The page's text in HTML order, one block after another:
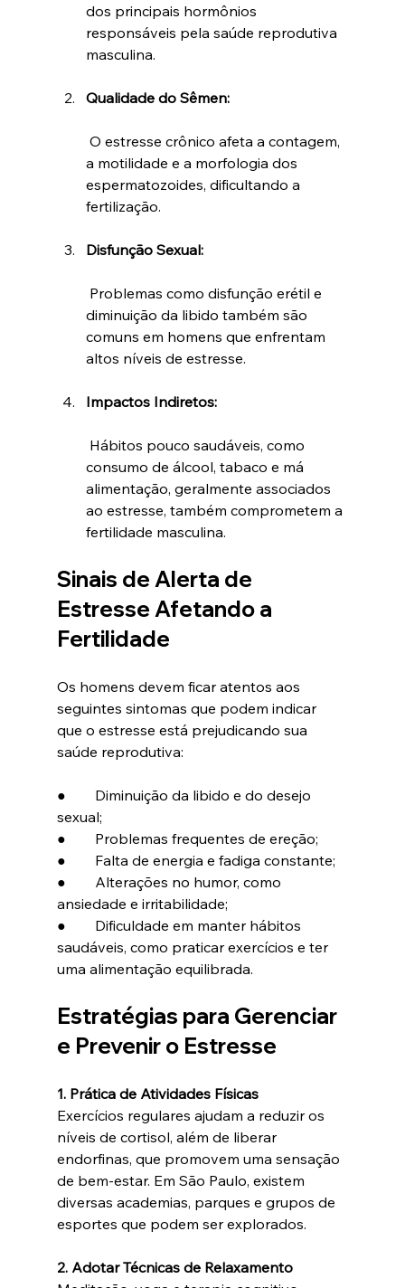
dos principais hormônios
responsáveis pela saúde reprodutiva
masculina.
Qualidade do Sêmen:
a motilidade e a morfologia dos
espermatozoides, dificultando a
fertilização.
Disfunção Sexual:
diminuição da libido também são
comuns em homens que enfrentam
altos níveis de estresse.
Impactos Indiretos:
consumo de álcool, tabaco e má
alimentação, geralmente associados
ao estresse, também comprometem a
fertilidade masculina.
Sinais de Alerta de
Estresse Afetando a
Fertilidade
Os homens devem ficar atentos aos
seguintes sintomas que podem indicar
que o estresse está prejudicando sua
saúde reprodutiva:
●        Diminuição da libido e do desejo
sexual;
●        Problemas frequentes de ereção;
●        Falta de energia e fadiga constante;
●        Alterações no humor, como
ansiedade e irritabilidade;
●        Dificuldade em manter hábitos
saudáveis, como praticar exercícios e ter
uma alimentação equilibrada.
Estratégias para Gerenciar
e Prevenir o Estresse
1. Prática de Atividades Físicas
Exercícios regulares ajudam a reduzir os
níveis de cortisol, além de liberar
endorfinas, que promovem uma sensação
de bem-estar. Em São Paulo, existem
diversas academias, parques e grupos de
esportes que podem ser explorados.
2. Adotar Técnicas de Relaxamento